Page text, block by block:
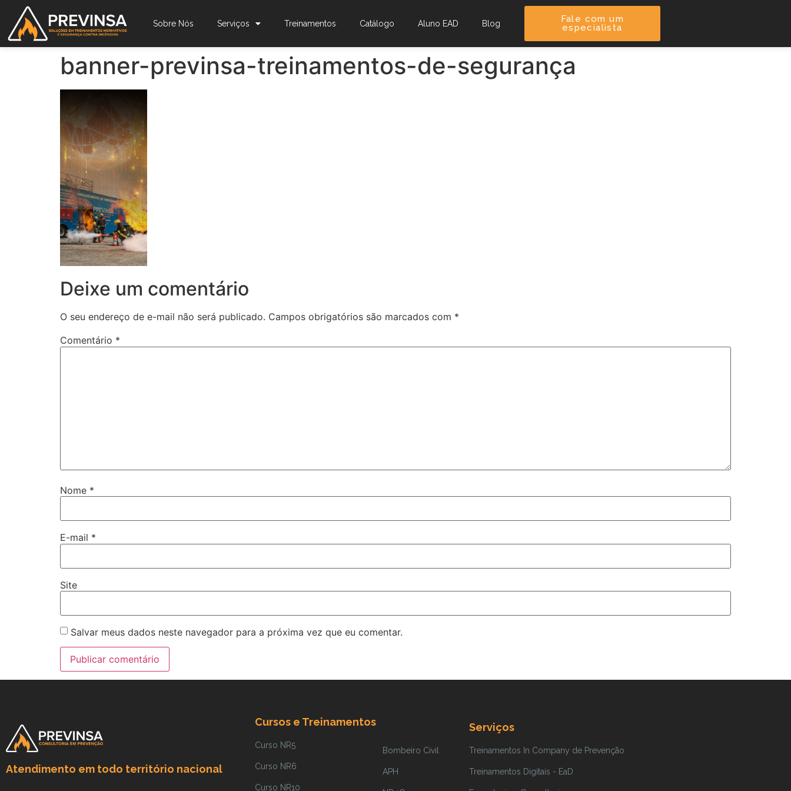
Sobre Nós Serviços Treinamentos Catálogo Aluno EAD Blog
Fale com um
especialista
banner-previnsa-treinamentos-de-segurança
Deixe um comentário
O seu endereço de e-mail não será publicado. Campos obrigatórios são marcados com *
Comentário *
Nome *
E-mail *
Site
Salvar meus dados neste navegador para a próxima vez que eu comentar.
Atendimento em todo território nacional
Cursos e Treinamentos
Curso NR5
Curso NR6
Curso NR10
Bombeiro Civil
APH
Serviços
Treinamentos In Company de Prevenção
Treinamentos Digitais - EaD